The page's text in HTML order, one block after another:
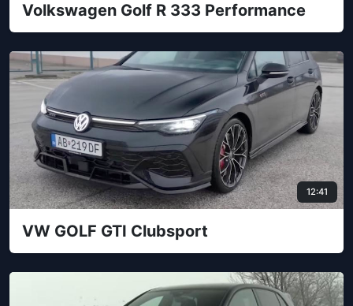
Volkswagen Golf R 333 Performance
12:41
VW GOLF GTI Clubsport